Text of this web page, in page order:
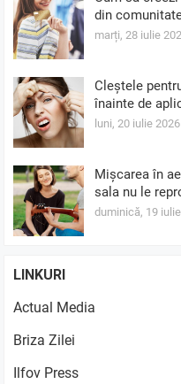
din
marți, 28 iulie
Cleștele
înainte de
luni, 20 iulie 2026
Mișcarea în
sala nu le
duminică, 19
LINKURI
Actual Media
Briza Zilei
Ilfov Press